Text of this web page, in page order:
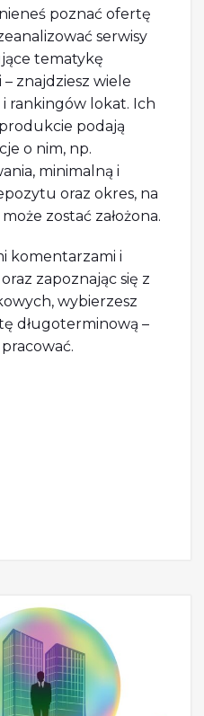
poznać ofertę
serwisy
tematykę
znajdziesz wiele
rankingów lokat. Ich
podają
o nim, np.
minimalną i
oraz okres, na
zostać założona.
komentarzami i
zapoznając się z
wybierzesz
długoterminową –